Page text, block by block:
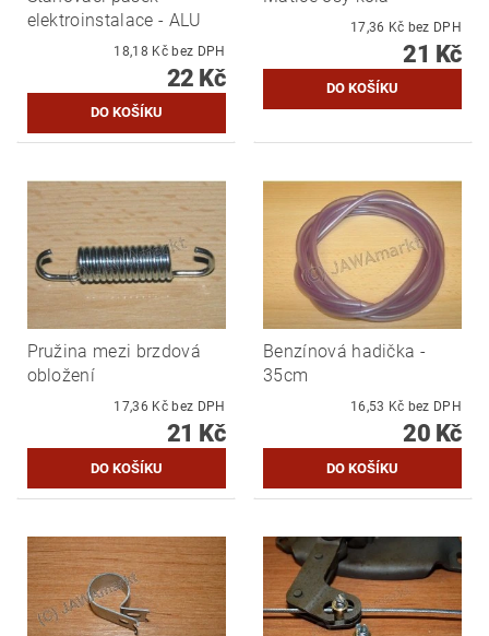
elektroinstalace - ALU
18,18 Kč bez DPH
22 Kč
17,36 Kč bez DPH
21 Kč
Pružina mezi brzdová
obložení
17,36 Kč bez DPH
21 Kč
Benzínová hadička -
35cm
16,53 Kč bez DPH
20 Kč